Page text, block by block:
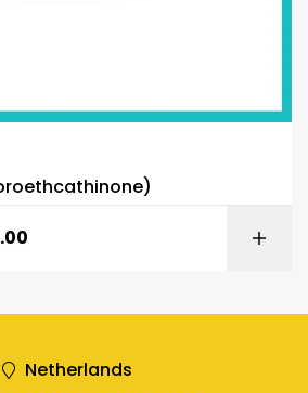
Netherlands